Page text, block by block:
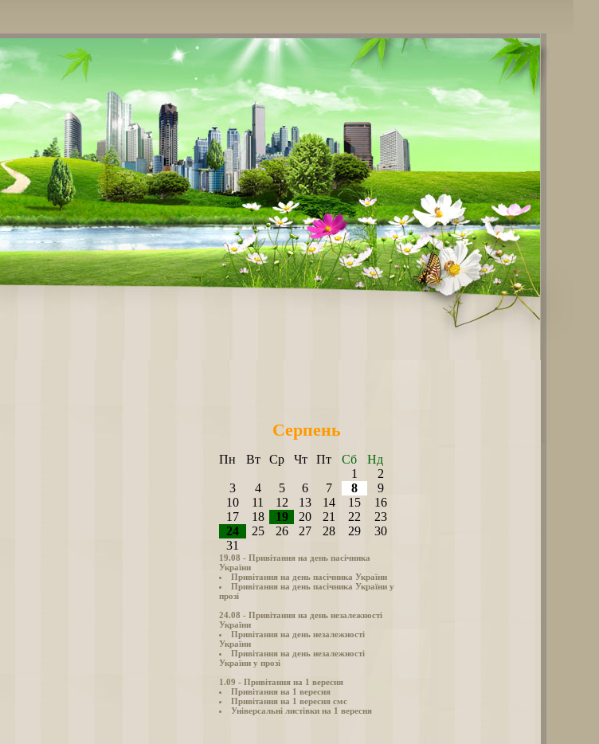
Серпень
Пн Вт Ср Чт Пт Сб
Нд
1
2
3
4 5 6 7 8
9
10
11 12 13 14 15
16
17
18 19 20 21 22
23
24
25 26 27 28 29
30
31
19.08 - Привітання на день пасічника
України
Привітання на день пасічника України
Привітання на день пасічника України у
прозі
24.08 - Привітання на день незалежності
України
Привітання на день незалежності
України
Привітання на день незалежності
України у прозі
1.09 - Привітання на 1 вересня
Привітання на 1 вересня
Привітання на 1 вересня смс
Універсальні листівки на 1 вересня